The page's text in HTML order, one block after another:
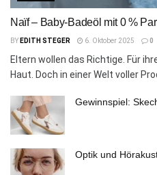
Naïf – Baby-Badeöl mit 0 %
BY EDITH STEGER 6. Oktober 2025 0
Eltern wollen das Richtige. Für
Haut. Doch in einer Welt voller
Gewinnspiel:
Optik und